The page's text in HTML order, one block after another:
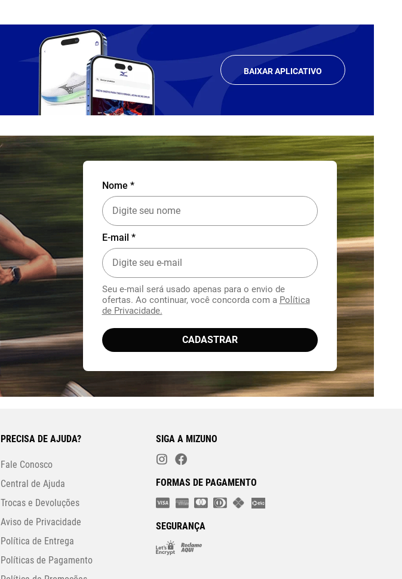
BAIXAR APLICATIVO
Nome *
E-mail *
Seu e-mail será usado apenas para o envio de
ofertas. Ao continuar, você concorda com a Política
de Privacidade.
CADASTRAR
PRECISA DE AJUDA?
Fale Conosco
Central de Ajuda
Trocas e Devoluções
Aviso de Privacidade
Política de Entrega
Políticas de Pagamento
SIGA A MIZUNO
FORMAS DE PAGAMENTO
SEGURANÇA